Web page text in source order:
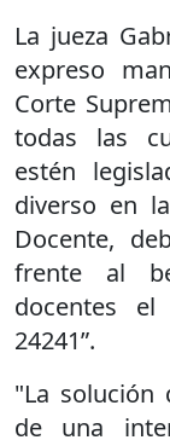
La jueza
expreso
Corte
todas las
estén
diverso en
Docente,
frente al
docentes
24241”.
"La solución
de una